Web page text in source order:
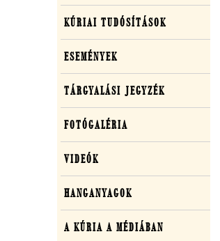
KÚRIAI TUDÓSÍTÁSOK
ESEMÉNYEK
TÁRGYALÁSI JEGYZÉK
FOTÓGALÉRIA
VIDEÓK
HANGANYAGOK
A KÚRIA A MÉDIÁBAN